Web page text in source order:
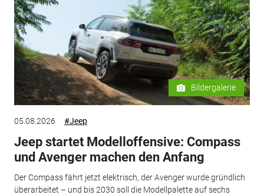
Bildergalerie
05.08.2026 #Jeep
Jeep startet Modelloffensive: Compass
und Avenger machen den Anfang
Der Compass fährt jetzt elektrisch, der Avenger wurde gründlich
überarbeitet – und bis 2030 soll die Modellpalette auf sechs